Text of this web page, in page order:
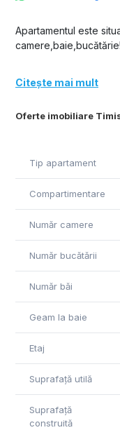
Oferte imobiliare
Apartamentul este
Citește mai mult
Tip apartament
Compartimentare
Număr camere
Număr bucătării
Număr băi
Geam la baie
Etaj
Suprafață utilă
Suprafață
construită